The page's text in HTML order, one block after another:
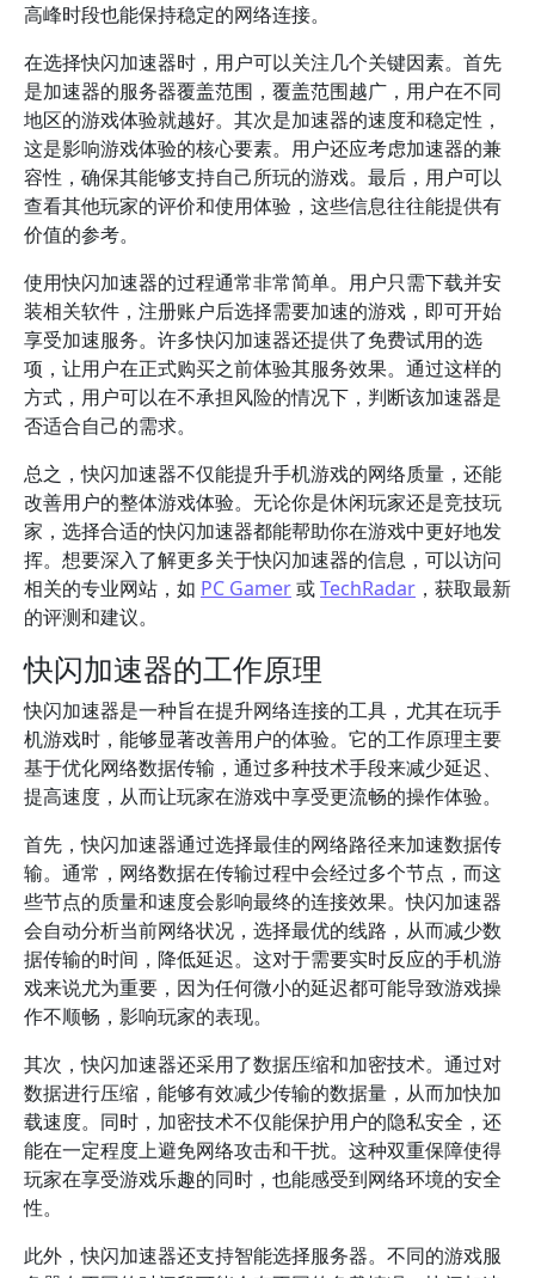
高峰时段也能保持稳定的网络连接。
在选择快闪加速器时，用户可以关注几个关键因素。首先
是加速器的服务器覆盖范围，覆盖范围越广，用户在不同
地区的游戏体验就越好。其次是加速器的速度和稳定性，
这是影响游戏体验的核心要素。用户还应考虑加速器的兼
容性，确保其能够支持自己所玩的游戏。最后，用户可以
查看其他玩家的评价和使用体验，这些信息往往能提供有
价值的参考。
使用快闪加速器的过程通常非常简单。用户只需下载并安
装相关软件，注册账户后选择需要加速的游戏，即可开始
享受加速服务。许多快闪加速器还提供了免费试用的选
项，让用户在正式购买之前体验其服务效果。通过这样的
方式，用户可以在不承担风险的情况下，判断该加速器是
否适合自己的需求。
总之，快闪加速器不仅能提升手机游戏的网络质量，还能
改善用户的整体游戏体验。无论你是休闲玩家还是竞技玩
家，选择合适的快闪加速器都能帮助你在游戏中更好地发
挥。想要深入了解更多关于快闪加速器的信息，可以访问
相关的专业网站，如 PC Gamer或TechRadar ，获取最新
的评测和建议。
快闪加速器的工作原理
快闪加速器是一种旨在提升网络连接的工具，尤其在玩手
机游戏时，能够显著改善用户的体验。它的工作原理主要
基于优化网络数据传输，通过多种技术手段来减少延迟、
提高速度，从而让玩家在游戏中享受更流畅的操作体验。
首先，快闪加速器通过选择最佳的网络路径来加速数据传
输。通常，网络数据在传输过程中会经过多个节点，而这
些节点的质量和速度会影响最终的连接效果。快闪加速器
会自动分析当前网络状况，选择最优的线路，从而减少数
据传输的时间，降低延迟。这对于需要实时反应的手机游
戏来说尤为重要，因为任何微小的延迟都可能导致游戏操
作不顺畅，影响玩家的表现。
其次，快闪加速器还采用了数据压缩和加密技术。通过对
数据进行压缩，能够有效减少传输的数据量，从而加快加
载速度。同时，加密技术不仅能保护用户的隐私安全，还
能在一定程度上避免网络攻击和干扰。这种双重保障使得
玩家在享受游戏乐趣的同时，也能感受到网络环境的安全
性。
此外，快闪加速器还支持智能选择服务器。不同的游戏服